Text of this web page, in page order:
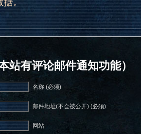
站有评论邮件通知功能）
名称 (必须)
邮件地址(不会被公开) (必须)
网站